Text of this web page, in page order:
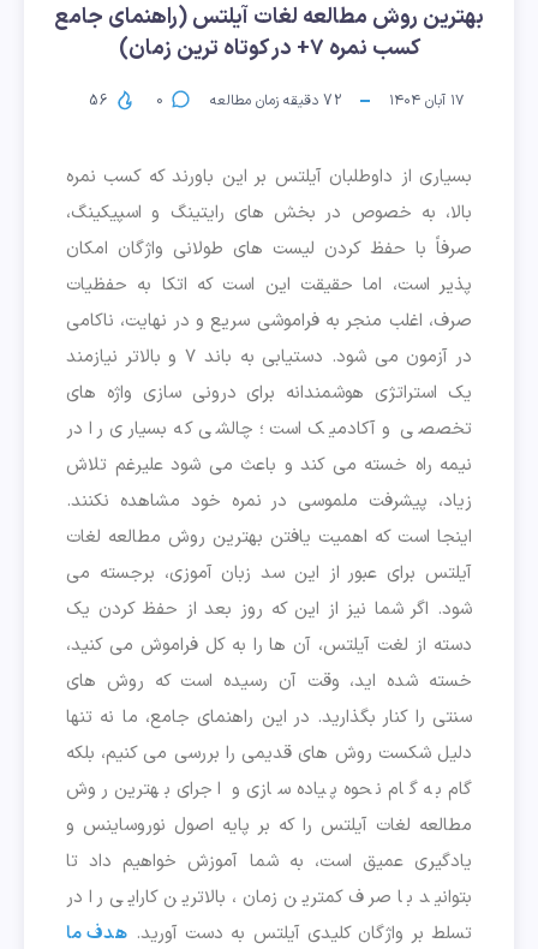
بهترین روش مطالعه لغات آیلتس (راهنمای جامع
کسب نمره ۷+ در کوتاه ترین زمان)
۱۷ آبان ۱۴۰۴ 72 دقیقه زمان مطالعه 0
بسیاری از داوطلبان آیلتس بر این باورند که کسب نمره
بالا، به خصوص در بخش های رایتینگ و اسپیکینگ،
صرفاً با حفظ کردن لیست های طولانی واژگان امکان
پذیر است، اما حقیقت این است که اتکا به حفظیات
صرف، اغلب منجر به فراموشی سریع و در نهایت، ناکامی
در آزمون می شود. دستیابی به باند ۷ و بالاتر نیازمند
یک استراتژی هوشمندانه برای درونی سازی واژه های
تخصصی و آکادمیک است؛ چالشی که بسیاری را در
نیمه راه خسته می کند و باعث می شود علیرغم تلاش
زیاد، پیشرفت ملموسی در نمره خود مشاهده نکنند.
اینجا است که اهمیت یافتن بهترین روش مطالعه لغات
آیلتس برای عبور از این سد زبان آموزی، برجسته می
شود. اگر شما نیز از این که روز بعد از حفظ کردن یک
دسته از لغت آیلتس، آن ها را به کل فراموش می کنید،
خسته شده اید، وقت آن رسیده است که روش های
سنتی را کنار بگذارید. در این راهنمای جامع، ما نه تنها
دلیل شکست روش های قدیمی را بررسی می کنیم، بلکه
گام به گام نحوه پیاده سازی و اجرای بهترین روش
مطالعه لغات آیلتس را که بر پایه اصول نوروساینس و
یادگیری عمیق است، به شما آموزش خواهیم داد تا
بتوانید با صرف کمترین زمان، بالاترین کارایی را در
تسلط بر واژگان کلیدی آیلتس به دست آورید. هدف ما